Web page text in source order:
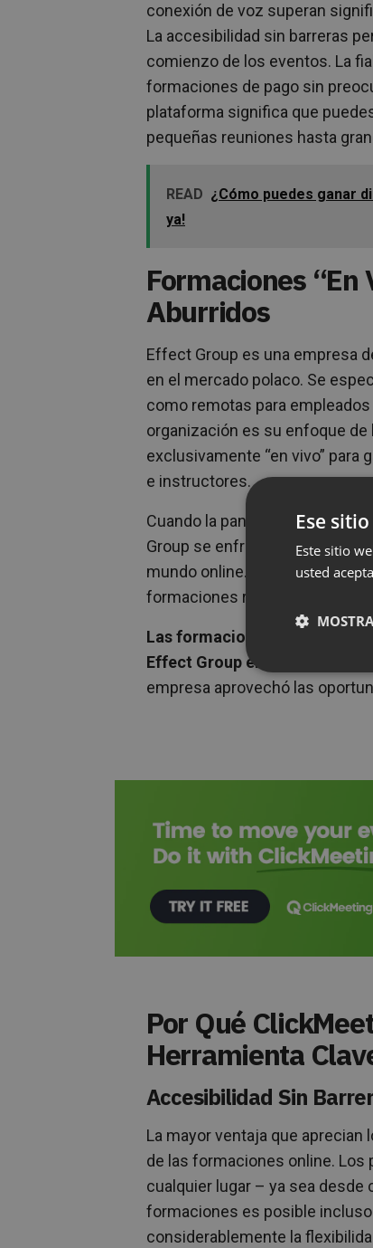
conexión de voz superan
La accesibilidad sin barreras
comienzo de los eventos. La
formaciones de pago sin
plataforma significa que
pequeñas reuniones hasta
READ ¿Cómo puedes ganar
ya!
Formaciones “En
Aburridos
Effect Group es una empresa
en el mercado polaco. Se
como remotas para
organización es su enfoque
exclusivamente “en vivo”
e instructores.
Cuando la pandemia hizo
Group se enfrentó a una
mundo online. La empresa
formaciones remotas y
Las formaciones online
Effect Group en 2023-2024
empresa aprovechó las
Por Qué
Herramienta
Accesibilidad Sin
La mayor ventaja que
de las formaciones online.
cualquier lugar – ya sea desde
formaciones es posible
considerablemente la
Ese
Este sitio
usted